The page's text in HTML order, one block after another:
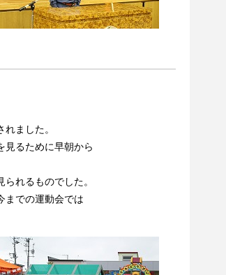
ました。
るために早朝から
れるものでした。
までの運動会では